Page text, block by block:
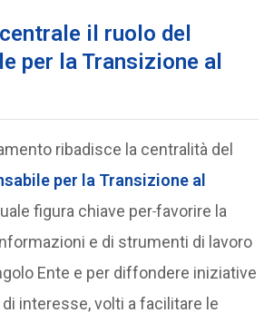
il ruolo del
per la Transizione al
ribadisce la centralità del
per la Transizione al
figura chiave perfavorire la
e di strumenti di lavoro
Ente e per diffondere iniziative
interesse, volti a facilitare le